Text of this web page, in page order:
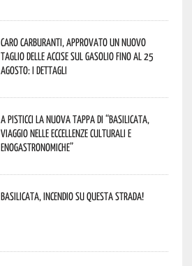
Caro carburanti, approvato un nuovo
taglio delle accise sul gasolio fino al 25
agosto: i dettagli
A Pisticci la nuova tappa di “Basilicata,
viaggio nelle eccellenze culturali e
enogastronomiche”
Basilicata, incendio su questa strada!